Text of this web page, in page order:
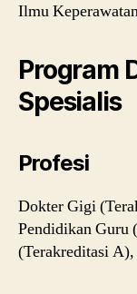
Ilmu
Program
Spesialis
Profesi
Dokter Gigi
Pendidikan Guru
(Terakreditasi